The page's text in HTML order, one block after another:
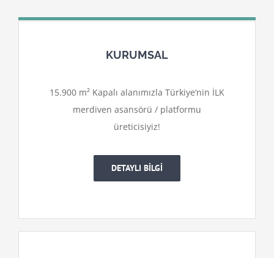
KURUMSAL
15.900 m² Kapalı alanımızla Türkiye’nin İLK
merdiven asansörü / platformu
üreticisiyiz!
DETAYLI BİLGİ